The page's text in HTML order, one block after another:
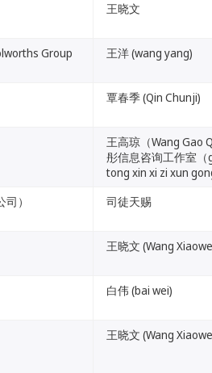
王晓文
Group
王洋 (wang yang)
覃春季 (Qin Chunji)
王高琼（Wang Gao
彤信息咨询工作室（
tong xin xi zi xun
）
司徒天赐
王晓文 (Wang
白伟 (bai wei)
王晓文 (Wang